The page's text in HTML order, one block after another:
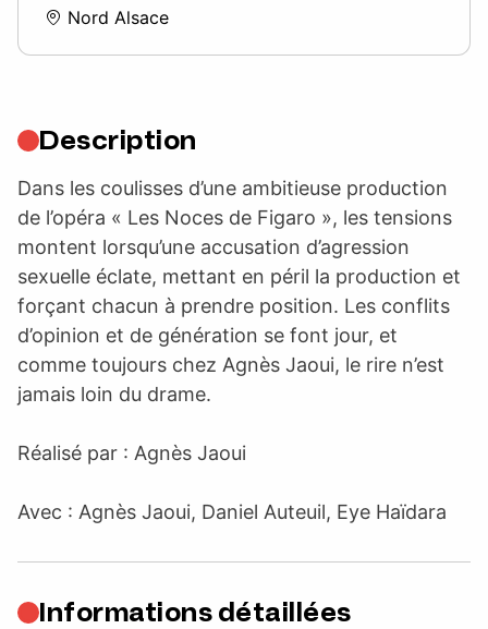
Nord Alsace
Description
Dans les coulisses d’une ambitieuse production
de l’opéra « Les Noces de Figaro », les tensions
montent lorsqu’une accusation d’agression
sexuelle éclate, mettant en péril la production et
forçant chacun à prendre position. Les conflits
d’opinion et de génération se font jour, et
comme toujours chez Agnès Jaoui, le rire n’est
jamais loin du drame.
Réalisé par : Agnès Jaoui
Avec : Agnès Jaoui, Daniel Auteuil, Eye Haïdara
Informations détaillées